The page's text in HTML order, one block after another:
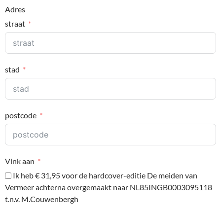
Adres
straat
stad
postcode
Vink aan
Ik heb € 31,95 voor de hardcover-editie De meiden van
Vermeer achterna overgemaakt naar NL85INGB0003095118
t.n.v. M.Couwenbergh